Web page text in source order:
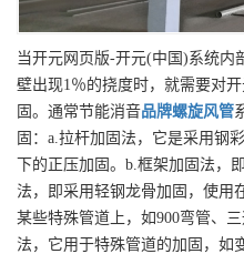
当开元网页版-开元(中国)系统内
壁出现1％的挠度时，就需要对
固。通常节能消音品牌螺旋风管
固：a.拉杆加固法，它是采用钢
下的正压加固。b.框架加固法，
法，即采用轻钢龙骨加固，使用
某些特殊管道上，如900弯管、
法，它用于特殊管道的加固，如